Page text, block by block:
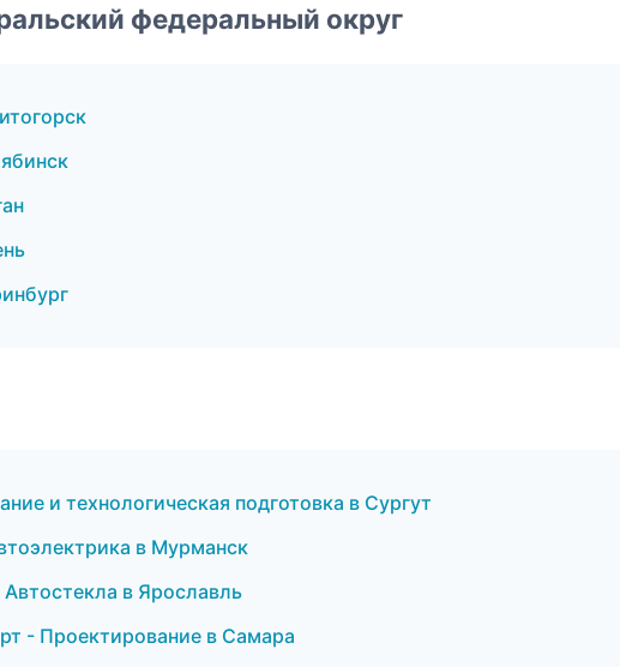
федеральный округ
и технологическая подготовка в Сургут
в Мурманск
в Ярославль
- Проектирование в Самара